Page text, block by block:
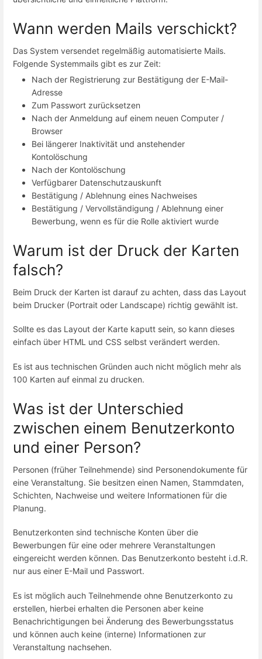
Wann werden Mails verschickt?
Das System versendet regelmäßig automatisierte Mails.
Folgende Systemmails gibt es zur Zeit:
Nach der Registrierung zur Bestätigung der E-Mail-
Adresse
Zum Passwort zurücksetzen
Nach der Anmeldung auf einem neuen Computer /
Browser
Bei längerer Inaktivität und anstehender
Kontolöschung
Nach der Kontolöschung
Verfügbarer Datenschutzauskunft
Bestätigung / Ablehnung eines Nachweises
Bestätigung / Vervollständigung / Ablehnung einer
Bewerbung, wenn es für die Rolle aktiviert wurde
Warum ist der Druck der Karten
falsch?
Beim Druck der Karten ist darauf zu achten, dass das Layout
beim Drucker (Portrait oder Landscape) richtig gewählt ist.
Sollte es das Layout der Karte kaputt sein, so kann dieses
einfach über HTML und CSS selbst verändert werden.
Es ist aus technischen Gründen auch nicht möglich mehr als
100 Karten auf einmal zu drucken.
Was ist der Unterschied
zwischen einem Benutzerkonto
und einer Person?
Personen (früher Teilnehmende) sind Personendokumente für
eine Veranstaltung. Sie besitzen einen Namen, Stammdaten,
Schichten, Nachweise und weitere Informationen für die
Planung.
Benutzerkonten sind technische Konten über die
Bewerbungen für eine oder mehrere Veranstaltungen
eingereicht werden können. Das Benutzerkonto besteht i.d.R.
nur aus einer E-Mail und Passwort.
Es ist möglich auch Teilnehmende ohne Benutzerkonto zu
erstellen, hierbei erhalten die Personen aber keine
Benachrichtigungen bei Änderung des Bewerbungsstatus
und können auch keine (interne) Informationen zur
Veranstaltung nachsehen.